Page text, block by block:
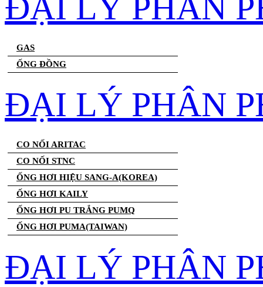
GAS
ỐNG ĐỒNG
ĐẠI LÝ PHÂN
CO NỐI ARITAC
CO NỐI STNC
ỐNG HƠI HIỆU SANG-A(KOREA)
ỐNG HƠI KAILY
ỐNG HƠI PU TRẮNG PUMQ
ỐNG HƠI PUMA(TAIWAN)
ĐẠI LÝ PHÂN